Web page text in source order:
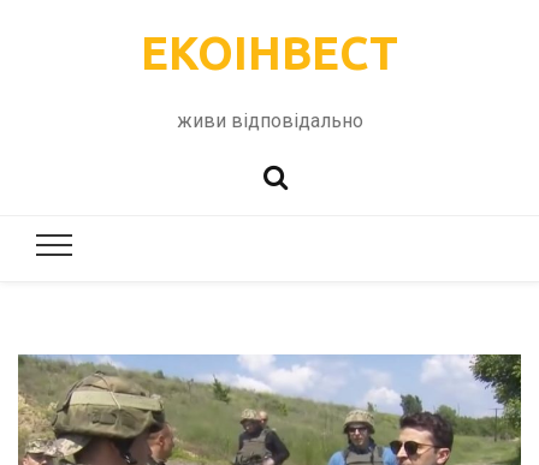
ЕКОІНВЕСТ
живи відповідально